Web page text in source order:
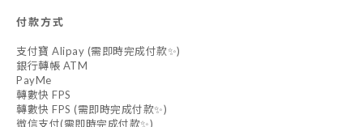
付款方式
支付寶 Alipay (需即時完成付款✨)
銀行轉帳 ATM
PayMe
轉數快 FPS
轉數快 FPS (需即時完成付款✨)
微信支付(需即時完成付款✨)